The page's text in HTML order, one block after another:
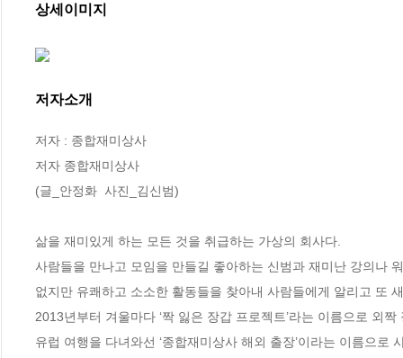
상세이미지
저자소개
저자 : 종합재미상사
저자 종합재미상사
(글_안정화  사진_김신범)
삶을 재미있게 하는 모든 것을 취급하는 가상의 회사다.
사람들을 만나고 모임을 만들길 좋아하는 신범과 재미난 강의나
없지만 유쾌하고 소소한 활동들을 찾아내 사람들에게 알리고 또
2013년부터 겨울마다 ‘짝 잃은 장갑 프로젝트’라는 이름으로 외
유럽 여행을 다녀와선 ‘종합재미상사 해외 출장’이라는 이름으로